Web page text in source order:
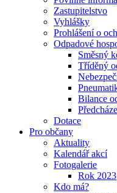
Zastupitelstvo
Vyhlášky
Prohlášení o
Odpadové
Směsný
Tříděný
Bilance
Dotace
Pro občany
Aktuality
Kalendář akcí
Fotogalerie
Rok 2023
Kdo má?